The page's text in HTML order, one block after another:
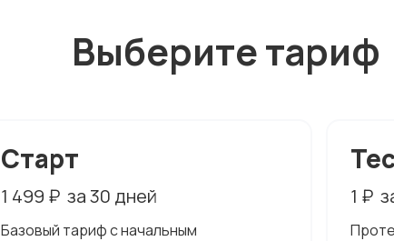
Выберите тариф
Старт
1 499 ₽ за 30 дней
Базовый тариф с начальным
1 ₽